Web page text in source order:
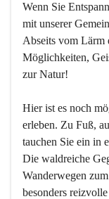
Wenn Sie
mit unserer
Abseits vom Lärm
Möglichkeiten,
zur Natur!
Hier ist es noch
erleben. Zu Fuß,
tauchen Sie ein in
Die waldreiche
Wanderwegen
besonders